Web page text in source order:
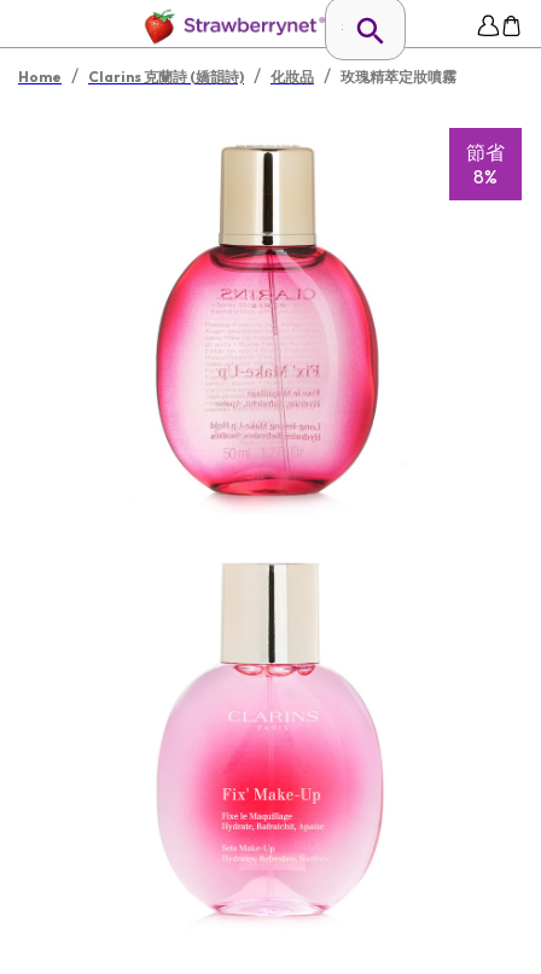
Home / Clarins 克蘭詩 (嬌韻詩) / 化妝品 / 玫瑰精萃定妝噴霧
節省
8%